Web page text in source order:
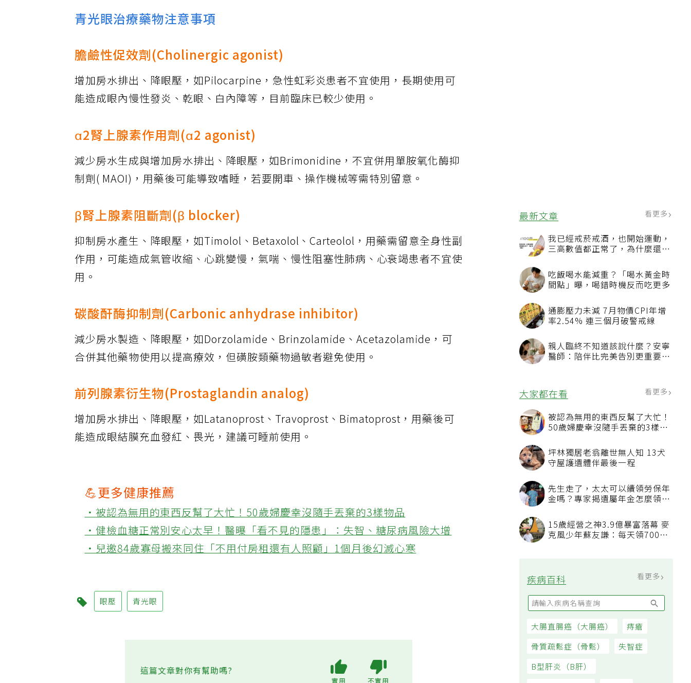
最新文章 看更多
我已經戒菸戒酒，也開始運動，
三高數值都正常了，為什麼還不
吃飯喝水能減重？「喝水黃金時
間點」曝，喝錯時機反而吃更多
通膨壓力未減 7月物價CPI年增
率2.54% 連三個月破警戒線
親人臨終不知道該說什麼？安寧
醫師：陪伴比完美告別更重要，
大家都在看
被認為無用的東西反幫了大忙！
50歲婦慶幸沒隨手丟棄的3樣物
坪林獨居老翁離世無人知 13犬
守屋護遺體伴最後一程
先生走了，太太可以續領勞保年
15歲經營之神3.9億暴富落幕 麥
克風少年蘇友謙：每天領700元
疾病百科
青光眼治療藥物注意事項
膽鹼性促效劑(Cholinergic agonist)
增加房水排出、降眼壓，如Pilocarpine，急性虹彩炎患者不宜使用，長期使用可
能造成眼內慢性發炎、乾眼、白內障等，目前臨床已較少使用。
α2腎上腺素作用劑(α2 agonist)
減少房水生成與增加房水排出、降眼壓，如Brimonidine，不宜併用單胺氧化酶抑
制劑( MAOI)，用藥後可能導致嗜睡，若要開車、操作機械等需特別留意。
β腎上腺素阻斷劑(β blocker)
抑制房水產生、降眼壓，如Timolol、Betaxolol、Carteolol，用藥需留意全身性副
作用，可能造成氣管收縮、心跳變慢，氣喘、慢性阻塞性肺病、心衰竭患者不宜使
用。
碳酸酐酶抑制劑(Carbonic anhydrase inhibitor)
減少房水製造、降眼壓，如Dorzolamide、Brinzolamide、Acetazolamide，可
合併其他藥物使用以提高療效，但磺胺類藥物過敏者避免使用。
前列腺素衍生物(Prostaglandin analog)
增加房水排出、降眼壓，如Latanoprost、Travoprost、Bimatoprost，用藥後可
能造成眼結膜充血發紅、畏光，建議可睡前使用。
💪更多健康推薦
‧被認為無用的東西反幫了大忙！50歲婦慶幸沒隨手丟棄的3樣物品
‧健檢血糖正常別安心太早！醫曝「看不見的隱患」：失智、糖尿病風險大增
‧兒邀84歲寡母搬來同住「不用付房租還有人照顧」1個月後幻滅心寒
眼壓 青光眼